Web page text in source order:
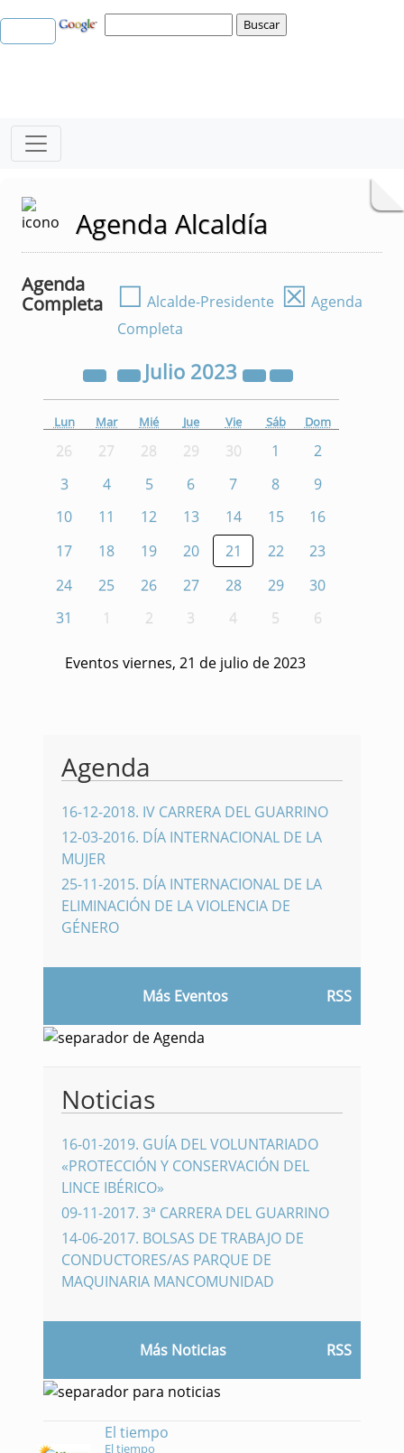
Agenda Alcaldía
Agenda
Completa
☐ Alcalde-Presidente ☒ Agenda
Completa
Julio 2023
Lun Mar Mié Jue Vie Sáb Dom
26 27 28 29 30 1
2
3
4 5 6 7 8
9
10
11 12 13 14 15
16
17
18 19 20 21 22
23
24
25 26 27 28 29
30
31
1 2 3 4 5 6
Eventos viernes, 21 de julio de 2023
Agenda
16-12-2018. IV CARRERA DEL GUARRINO
12-03-2016. DÍA INTERNACIONAL DE LA
MUJER
25-11-2015. DÍA INTERNACIONAL DE LA
ELIMINACIÓN DE LA VIOLENCIA DE
GÉNERO
Más Eventos RSS
Noticias
16-01-2019. GUÍA DEL VOLUNTARIADO
«PROTECCIÓN Y CONSERVACIÓN DEL
LINCE IBÉRICO»
09-11-2017. 3ª CARRERA DEL GUARRINO
14-06-2017. BOLSAS DE TRABAJO DE
CONDUCTORES/AS PARQUE DE
MAQUINARIA MANCOMUNIDAD
Más Noticias RSS
El tiempo
El tiempo